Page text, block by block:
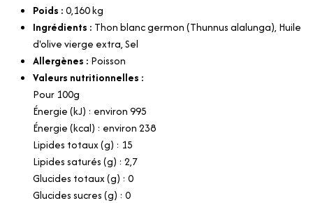
Poids :0,160kg
Ingrédients : Thon blanc germon (Thunnus alalunga), Huile
d'olive vierge extra, Sel
Allergènes : Poisson
Valeurs nutritionnelles :
Pour 100g
Énergie (kJ) : environ 995
Énergie (kcal) : environ 238
Lipides totaux (g) : 15
Lipides saturés (g) : 2,7
Glucides totaux (g) : 0
Glucides sucres (g) : 0